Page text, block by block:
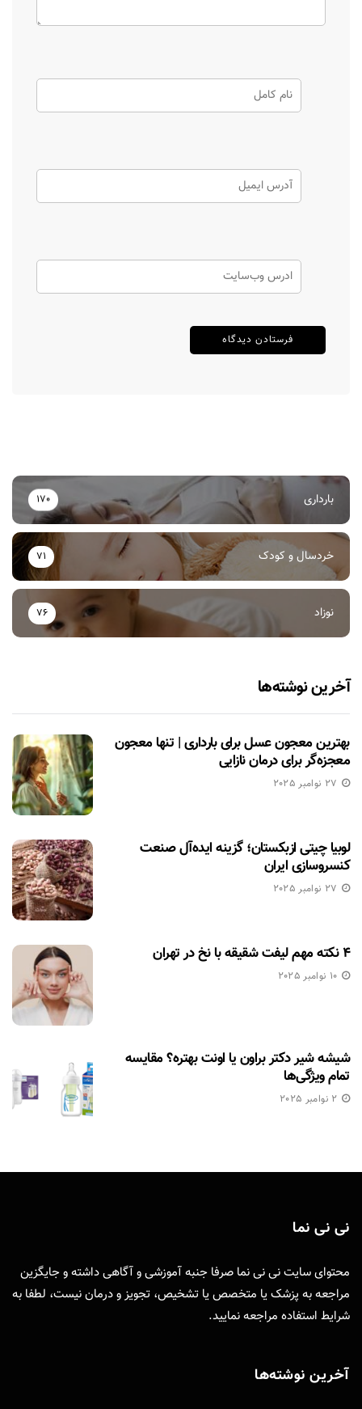
بارداری 170
خردسال و کودک 71
نوزاد 76
آخرین نوشته‌ها
بهترین معجون عسل برای بارداری | تنها معجون
معجزه‌گر برای درمان نازایی
27 نوامبر 2025
لوبیا چیتی ازبکستان؛ گزینه ایده‌آل صنعت
کنسروسازی ایران
27 نوامبر 2025
۴ نکته مهم لیفت شقیقه با نخ در تهران
10 نوامبر 2025
شیشه شیر دکتر براون یا اونت بهتره؟ مقایسه
تمام ویژگی‌ها
2 نوامبر 2025
نی نی نما
محتوای سایت نی نی نما صرفا جنبه آموزشی و آگاهی داشته و جایگزین
مراجعه به پزشک یا متخصص یا تشخیص، تجویز و درمان نیست، لطفا به
شرایط استفاده مراجعه نمایید.
آخرین نوشته‌ها